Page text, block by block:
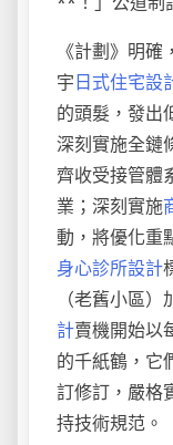
《計劃》明
宇日式住宅設
的頭髮，發出
深刻實施全鏈
齊收受接管體
業；深刻實施
動，將優化重
身心診所設計
（老舊小區
計賣機開始以
的千紙鶴，它
訂修訂，嚴格
持技術規范。